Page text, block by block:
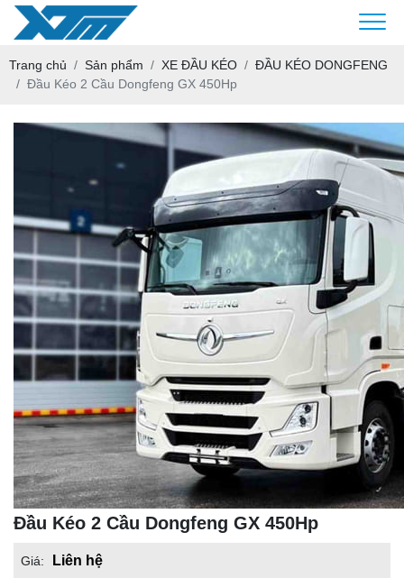
Trang chủ Sản phẩm XE ĐẦU KÉO
ĐẦU KÉO DONGFENG
Đầu Kéo 2 Cầu Dongfeng GX 450Hp
Đầu Kéo 2 Cầu Dongfeng GX 450Hp
Giá:
Liên hệ